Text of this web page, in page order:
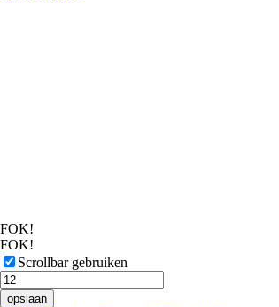
FOK!
FOK!
Scrollbar gebruiken
opslaan